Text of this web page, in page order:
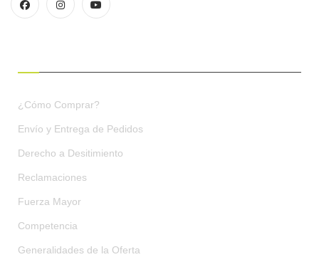
¿Cómo Comprar?
Envío y Entrega de Pedidos
Derecho a Desitimiento
Reclamaciones
Fuerza Mayor
Competencia
Generalidades de la Oferta